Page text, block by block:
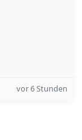
vor 6 Stunden